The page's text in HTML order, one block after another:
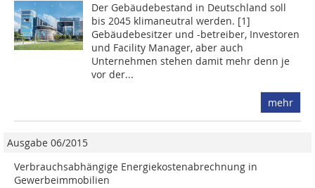
Der Gebäudebestand in Deutschland soll
bis 2045 klimaneutral werden. [1]
Gebäudebesitzer und -betreiber, Investoren
und Facility Manager, aber auch
Unternehmen stehen damit mehr denn je
vor der...
mehr
Ausgabe 06/2015
Verbrauchsabhängige Energiekostenabrechnung in
Gewerbeimmobilien